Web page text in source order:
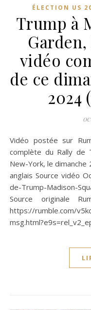
ÉLECTION US
Trump à
vidéo
de ce
2024
Vidéo postée sur Rumble par Donald Trump Jr. Vidéo
complète du Rally de
New-York, le
anglais Source vidéo
de-Trump-Madison-
Source originale
https://rumble.com/